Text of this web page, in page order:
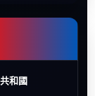
和國